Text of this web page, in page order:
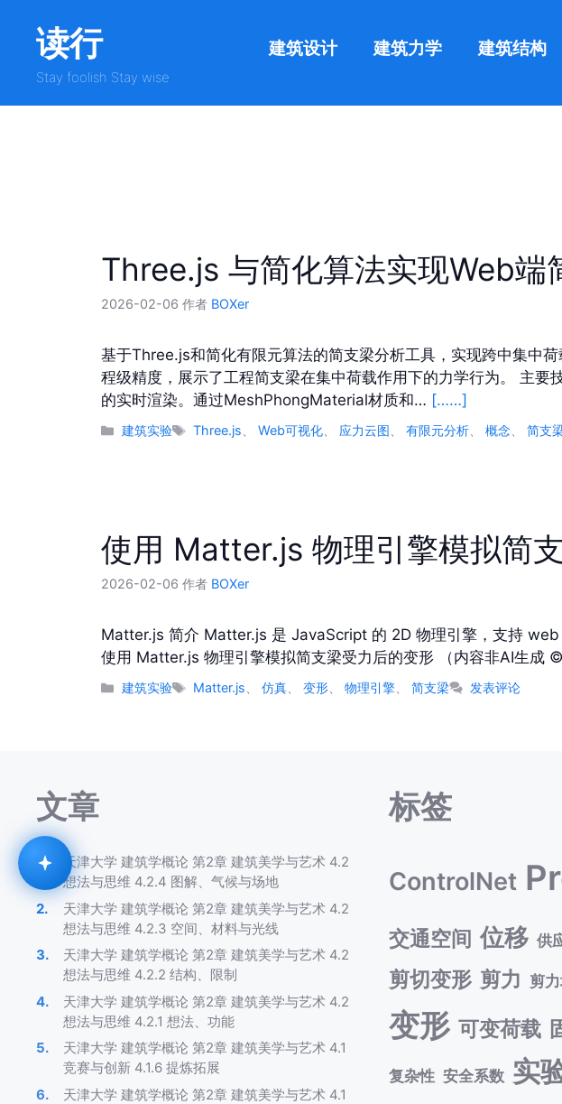
读行
Stay foolish Stay wise
建筑设计 建筑力学 建筑结构
Three.js 与简化算法实现Web端
2026-02-06 作者 BOXer
基于Three.js和简化有限元算法的简支梁分析工具，实现跨中集中
程级精度，展示了工程简支梁在集中荷载作用下的力学行为。 主
的实时渲染。通过MeshPhongMaterial材质和… [……]
分
建筑实验
标
Three.js 、Web可视化 应力云图 、有限元分析 、概念 、简支
使用 Matter.js 物理引擎模拟简
2026-02-06 作者 BOXer
Matter.js 简介 Matter.js 是 JavaScript 的 2D 物理引擎，支持
使用 Matter.js 物理引擎模拟简支梁受力后的变形 （内容非AI生成
分
建筑实验
标
Matter.js、仿真、变形、物理引擎、简支梁 发表评论
文章
天津大学 建筑学概论 第2章 建筑美学与艺术 4.2
想法与思维 4.2.4 图解、气候与场地
天津大学 建筑学概论 第2章 建筑美学与艺术 4.2
想法与思维 4.2.3 空间、材料与光线
天津大学 建筑学概论 第2章 建筑美学与艺术 4.2
想法与思维 4.2.2 结构、限制
天津大学 建筑学概论 第2章 建筑美学与艺术 4.2
想法与思维 4.2.1 想法、功能
天津大学 建筑学概论 第2章 建筑美学与艺术 4.1
竞赛与创新 4.1.6 提炼拓展
天津大学 建筑学概论 第2章 建筑美学与艺术 4.1
标签
ControlNet
交通空间 位移 供
剪切变形 剪力 剪
变形 可变荷载
复杂性 安全系数 实